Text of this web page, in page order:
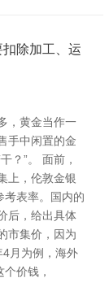
扣除加工、运
，黄金当作一
手中闲置的金
？”。 面前，
上，伦敦金银
考表率。国内的
后，给出具体
市集价，因为
月为例，海外
价钱，